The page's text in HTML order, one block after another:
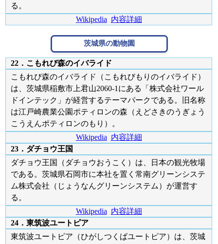
る。
Wikipedia 内容詳細
茨城県の動物園
22．こもれび森のイバライド
こもれび森のイバライド（こもれびもりのイバライド）
は、茨城県稲敷市上君山2060-1にある「株式会社ワール
ドインテック」が経営するテーマパークである。旧名称
は江戸崎農業公園ポティロンの森（えどさきのうぎょう
こうえんポティロンのもり）。
Wikipedia 内容詳細
23．ダチョウ王国
ダチョウ王国（ダチョウおうこく）は、日本の観光牧場
である。茨城県石岡市に本社を置く常南グリーンシステ
ム株式会社（じょうなんグリーンシステム）が運営す
る。
Wikipedia 内容詳細
24．東筑波ユートピア
東筑波ユートピア（ひがしつくばユートピア）は、茨城